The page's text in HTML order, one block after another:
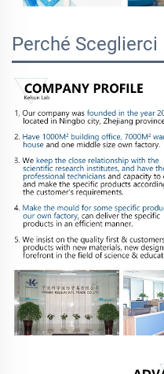
Perché Sceglierci